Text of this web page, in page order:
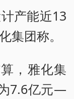
产能近13
集团称。
，雅化集
7.6亿元—